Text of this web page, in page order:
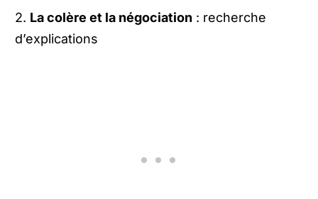
2. La colère et la négociation : recherche
d’explications